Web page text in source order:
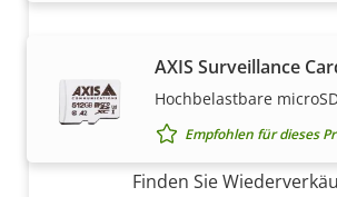
AXIS Surveillance
Hochbelastbare
Empfohlen für dieses
Möchten Sie Axis Produkte
Finden Sie